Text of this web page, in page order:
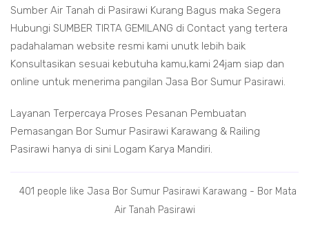
Sumber Air Tanah di Pasirawi Kurang Bagus maka Segera
Hubungi SUMBER TIRTA GEMILANG di Contact yang tertera
padahalaman website resmi kami unutk lebih baik
Konsultasikan sesuai kebutuha kamu,kami 24jam siap dan
online untuk menerima pangilan Jasa Bor Sumur Pasirawi.
Layanan Terpercaya Proses Pesanan Pembuatan
Pemasangan Bor Sumur Pasirawi Karawang & Railing
Pasirawi hanya di sini Logam Karya Mandiri.
401 people like Jasa Bor Sumur Pasirawi Karawang - Bor Mata
Air Tanah Pasirawi